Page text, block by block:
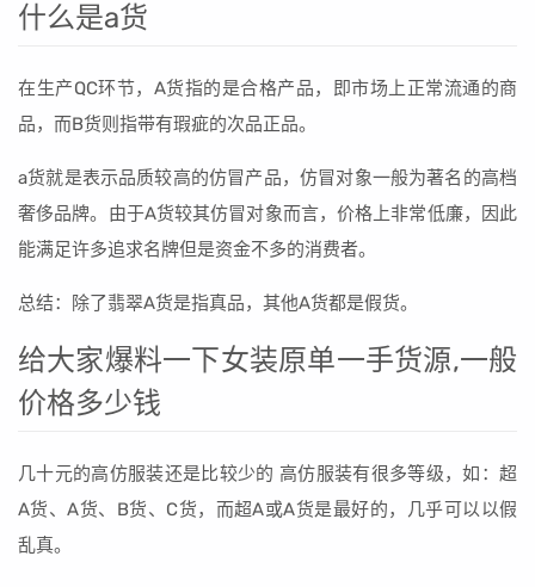
什么是a货
在生产QC环节，A货指的是合格产品，即市场上正常流通的商
品，而B货则指带有瑕疵的次品正品。
a货就是表示品质较高的仿冒产品，仿冒对象一般为著名的高档
奢侈品牌。由于A货较其仿冒对象而言，价格上非常低廉，因此
能满足许多追求名牌但是资金不多的消费者。
总结：除了翡翠A货是指真品，其他A货都是假货。
给大家爆料一下女装原单一手货源,一般
价格多少钱
几十元的高仿服装还是比较少的 高仿服装有很多等级，如：超
A货、A货、B货、C货，而超A或A货是最好的，几乎可以以假
乱真。